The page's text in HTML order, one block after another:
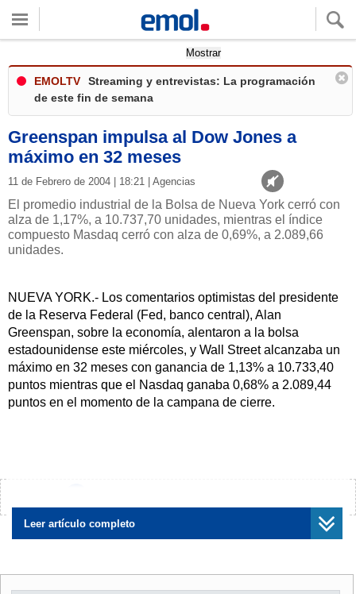
Mostrar
EMOLTV
Streaming y entrevistas: La programación
de este fin de semana
Greenspan impulsa al Dow Jones a
máximo en 32 meses
11 de Febrero de 2004 | 18:21 | Agencias
El promedio industrial de la Bolsa de Nueva York cerró con
alza de 1,17%, a 10.737,70 unidades, mientras el índice
compuesto Masdaq cerró con alza de 0,69%, a 2.089,66
unidades.
NUEVA YORK.- Los comentarios optimistas del presidente
de la Reserva Federal (Fed, banco central), Alan
Greenspan, sobre la economía, alentaron a la bolsa
estadounidense este miércoles, y Wall Street alcanzaba un
máximo en 32 meses con ganancia de 1,13% a 10.733,40
puntos mientras que el Nasdaq ganaba 0,68% a 2.089,44
puntos en el momento de la campana de cierre.
Leer artículo completo